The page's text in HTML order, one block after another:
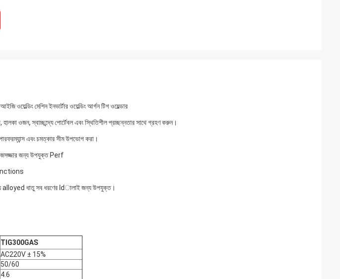
ওয়েল্ডিং মেশিন ইনভার্টার ওয়েল্ডিং আর্গন টিগ ওয়েল্ডার
ওজন, স্বাচ্ছন্দ্যে পোর্টেবল এবং স্থিতিশীল প্রচ্ছন্নতার সাথে গ্রহণ করুন।
পারফরম্যান্স এবং চমত্কার সীম উপভোগ করা।
সাজসজ্জার জন্য উপযুক্ত Perf
alloyed ধাতু সব ধরণের ldালাই জন্য উপযুক্ত।
TIG300GAS
AC220V ± 15%
50/60
4.6